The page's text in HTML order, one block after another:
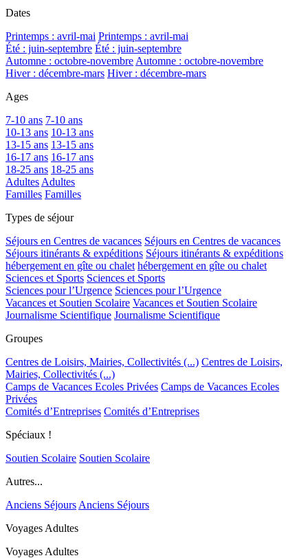
Dates
Printemps : avril-mai Printemps : avril-mai
Été : juin-septembre Été : juin-septembre
Automne : octobre-novembre Automne : octobre-novembre
Hiver : décembre-mars Hiver : décembre-mars
Ages
7-10 ans 7-10 ans
10-13 ans 10-13 ans
13-15 ans 13-15 ans
16-17 ans 16-17 ans
18-25 ans 18-25 ans
Adultes Adultes
Familles Familles
Types de séjour
Séjours en Centres de vacances Séjours en Centres de vacances
Séjours itinérants & expéditions Séjours itinérants & expéditions
hébergement en gîte ou chalet hébergement en gîte ou chalet
Sciences et Sports Sciences et Sports
Sciences pour l’Urgence Sciences pour l’Urgence
Vacances et Soutien Scolaire Vacances et Soutien Scolaire
Journalisme Scientifique Journalisme Scientifique
Groupes
Centres de Loisirs, Mairies, Collectivités (...) Centres de Loisirs,
Mairies, Collectivités (...)
Camps de Vacances Ecoles Privées Camps de Vacances Ecoles
Privées
Comités d’Entreprises Comités d’Entreprises
Spéciaux !
Soutien Scolaire Soutien Scolaire
Autres...
Anciens Séjours Anciens Séjours
Voyages Adultes
Voyages Adultes